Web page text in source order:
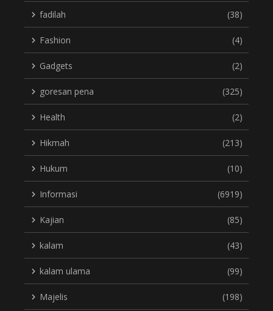
fadilah (38)
Fashion (4)
Gadgets (2)
goresan pena (325)
Health (2)
Hikmah (213)
Hukum (10)
Informasi (6919)
Kajian (85)
kalam (43)
kalam ulama (99)
Majelis (198)